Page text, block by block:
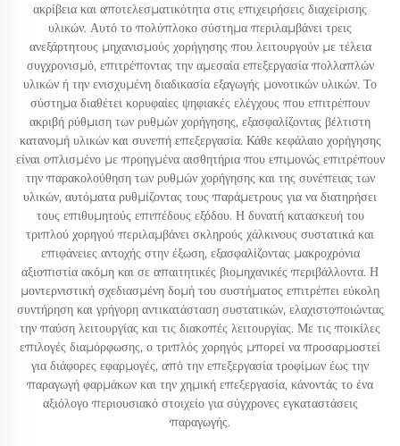
ακρίβεια και αποτελεσματικότητα στις επιχειρήσεις διαχείρισης
υλικών. Αυτό το πολύπλοκο σύστημα περιλαμβάνει τρεις
ανεξάρτητους μηχανισμούς χορήγησης που λειτουργούν με τέλεια
συγχρονισμό, επιτρέποντας την αμεσαία επεξεργασία πολλαπλών
υλικών ή την ενισχυμένη διαδικασία εξαγωγής μονοτικών υλικών. Το
σύστημα διαθέτει κορυφαίες ψηφιακές ελέγχους που επιτρέπουν
ακριβή ρύθμιση των ρυθμών χορήγησης, εξασφαλίζοντας βέλτιστη
κατανομή υλικών και συνεπή επεξεργασία. Κάθε κεφάλαιο χορήγησης
είναι οπλισμένο με προηγμένα αισθητήρια που επιμονώς επιτρέπουν
την παρακολούθηση των ρυθμών χορήγησης και της συνέπειας των
υλικών, αυτόματα ρυθμίζοντας τους παράμετρους για να διατηρήσει
τους επιθυμητούς επιπέδους εξόδου. Η δυνατή κατασκευή του
τριπλού χορηγού περιλαμβάνει σκληρούς χάλκινους συστατικά και
επιφάνειες αντοχής στην έξωση, εξασφαλίζοντας μακροχρόνια
αξιοπιστία ακόμη και σε απαιτητικές βιομηχανικές περιβάλλοντα. Η
μοντερνιστική σχεδιασμένη δομή του συστήματος επιτρέπει εύκολη
συντήρηση και γρήγορη αντικατάσταση συστατικών, ελαχιστοποιώντας
την παύση λειτουργίας και τις διακοπές λειτουργίας. Με τις ποικίλες
επιλογές διαμόρφωσης, ο τριπλός χορηγός μπορεί να προσαρμοστεί
για διάφορες εφαρμογές, από την επεξεργασία τροφίμων έως την
παραγωγή φαρμάκων και την χημική επεξεργασία, κάνοντάς το ένα
αξιόλογο περιουσιακό στοιχείο για σύγχρονες εγκαταστάσεις
παραγωγής.